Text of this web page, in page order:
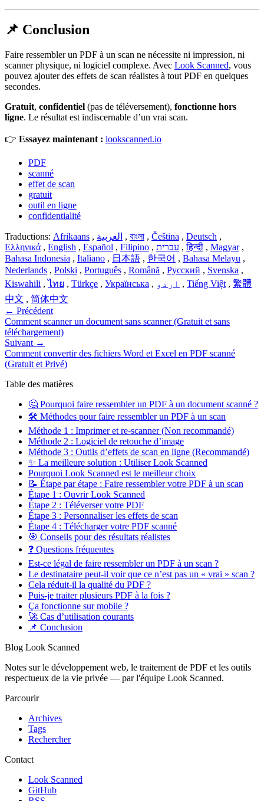
📌 Conclusion
Faire ressembler un PDF à un scan ne nécessite ni impression, ni
scanner physique, ni logiciel complexe. Avec Look Scanned, vous
pouvez ajouter des effets de scan réalistes à tout PDF en quelques
secondes.
Gratuit, confidentiel (pas de téléversement), fonctionne hors
ligne. Le résultat est indiscernable d’un vrai scan.
👉 Essayez maintenant : lookscanned.io
PDF
scanné
effet de scan
gratuit
outil en ligne
confidentialité
Traductions: Afrikaans , العربية , বাংলা , Čeština , Deutsch ,
Ελληνικά , English , Español , Filipino , עברית ,हिन्दी , Magyar ,
Bahasa Indonesia , Italiano , 日本語 , 한국어 , Bahasa Melayu ,
Nederlands , Polski , Português , Română , Русский , Svenska ,
Kiswahili ,ไทย , Türkçe , Українська , اردو , Tiếng Việt , 繁體
中文 , 简体中文
← Précédent
Comment scanner un document sans scanner (Gratuit et sans
téléchargement)
Suivant →
Comment convertir des fichiers Word et Excel en PDF scanné
(Gratuit et Privé)
Table des matières
🤔 Pourquoi faire ressembler un PDF à un document scanné ?
🛠️ Méthodes pour faire ressembler un PDF à un scan
Méthode 1 : Imprimer et re-scanner (Non recommandé)
Méthode 2 : Logiciel de retouche d’image
Méthode 3 : Outils d’effets de scan en ligne (Recommandé)
✨ La meilleure solution : Utiliser Look Scanned
Pourquoi Look Scanned est le meilleur choix
📝 Étape par étape : Faire ressembler votre PDF à un scan
Étape 1 : Ouvrir Look Scanned
Étape 2 : Téléverser votre PDF
Étape 3 : Personnaliser les effets de scan
Étape 4 : Télécharger votre PDF scanné
🎯 Conseils pour des résultats réalistes
❓ Questions fréquentes
Est-ce légal de faire ressembler un PDF à un scan ?
Le destinataire peut-il voir que ce n’est pas un « vrai » scan ?
Cela réduit-il la qualité du PDF ?
Puis-je traiter plusieurs PDF à la fois ?
Ça fonctionne sur mobile ?
🚀 Cas d’utilisation courants
📌 Conclusion
Blog Look Scanned
Notes sur le développement web, le traitement de PDF et les outils
respectueux de la vie privée — par l'équipe Look Scanned.
Parcourir
Archives
Tags
Rechercher
Contact
Look Scanned
GitHub